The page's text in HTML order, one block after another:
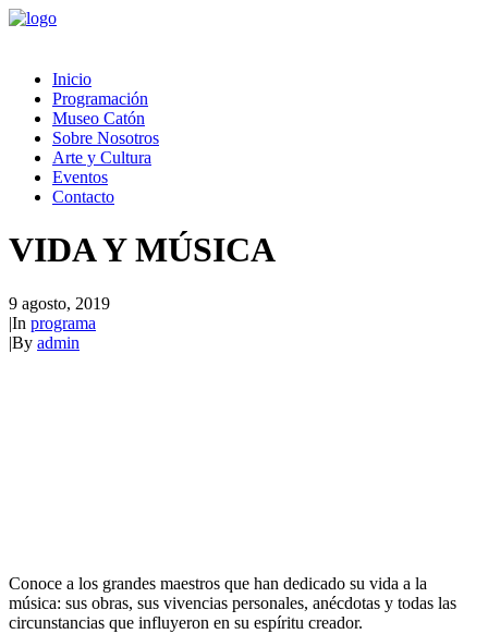
Inicio
Programación
Museo Catón
Sobre Nosotros
Arte y Cultura
Eventos
Contacto
VIDA Y MÚSICA
9 agosto, 2019
|In programa
|By admin
Conoce a los grandes maestros que han dedicado su vida a la
música: sus obras, sus vivencias personales, anécdotas y todas las
circunstancias que influyeron en su espíritu creador.